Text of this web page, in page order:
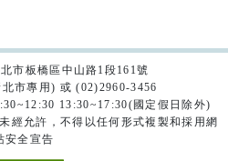
市板橋區中山路1段161號
市專用) 或 (02)2960-3456
13:30~17:30(國定假日除外)
經允許，不得以任何形式複製和採用網
安全宣告